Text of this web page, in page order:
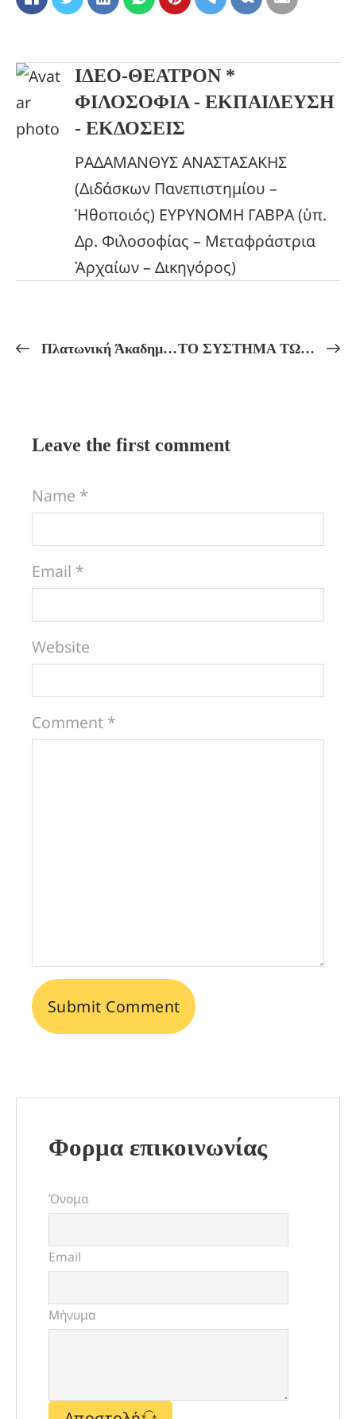
ΙΔΕΟ-ΘΕΑΤΡΟΝ *
ΦΙΛΟΣΟΦΙΑ - ΕΚΠΑΙΔΕΥΣΗ
- ΕΚΔΟΣΕΙΣ
ΡΑΔΑΜΑΝΘΥΣ ΑΝΑΣΤΑΣΑΚΗΣ
(Διδάσκων Πανεπιστημίου –
Ἡθοποιός) ΕΥΡΥΝΟΜΗ ΓΑΒΡΑ (ὑπ.
Δρ. Φιλοσοφίας – Μεταφράστρια
Ἀρχαίων – Δικηγόρος)
Πλατωνική Άκαδημία! ΜΥΣΤΗΡΙΑΚΗ ΕΡΜΗΝΕΙΑ ΤΩΝ ΠΛΑΤΩΝΙΚΩΝ ΜΥΘΩΝ ΠΕΡΙ ΑΤΛΑΝΤΙΔΟΣ Α’ μέ σχόλια τοῦ Πρόκλου! ΤΟ ΣΥΣΤΗΜΑ ΤΩΝ ΑΡΕΤΩΝ ΠΟΥ ΟΔΗΓΕΙ ΣΤΗΝ ΘΕΩΣΗ! – ΤΑ ΧΑΛΔΑΪΚΑ ΛΟΓΙΑ ΚΑΙ Η ΠΝΕΥΜΑΤΙΚΗ ΙΕΡΑΡΧΙΑ!- ΑΝΩΤΕΡΑ ΟΝΤΑ – ΑΓΓΕΛΟΙ – ΔΑΙΜΟΝΕΣ – ΨΥΧΕΣ!-ΘΕΟΥΡΓΙΑ ΚΑΙ ΝΕΟΠΛΑΤΩΝΙΚΗ ΦΙΛΟΣΟΦΙΑ (Πλωτίνος – Πρόκλος)
Leave the first comment
Name *
Email *
Website
Comment *
Φορμα επικοινωνίας
Όνομα
Email
Μήνυμα